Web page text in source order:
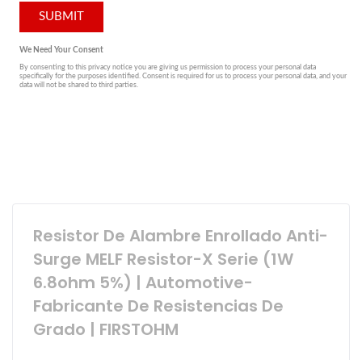
Resistor De Alambre Enrollado Anti-
Surge MELF Resistor-X Serie (1W
6.8ohm 5%) | Automotive-
Fabricante De Resistencias De
Grado | FIRSTOHM